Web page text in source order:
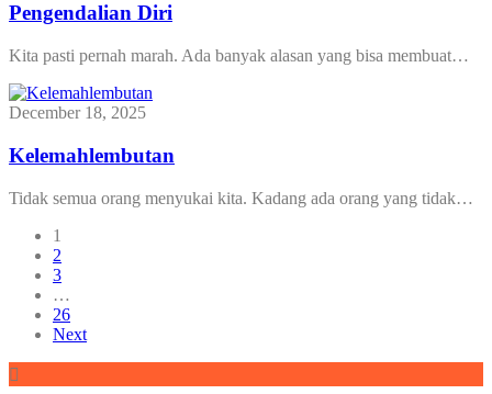
Pengendalian Diri
Kita pasti pernah marah. Ada banyak alasan yang bisa membuat…
December 18, 2025
Kelemahlembutan
Tidak semua orang menyukai kita. Kadang ada orang yang tidak…
1
2
3
…
26
Next